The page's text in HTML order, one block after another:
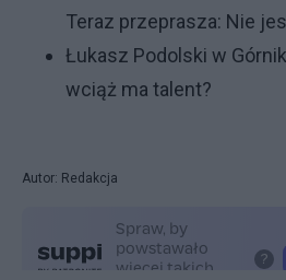
Teraz przeprasza: Nie
Łukasz Podolski w
wciąż ma talent?
Autor: Redakcja